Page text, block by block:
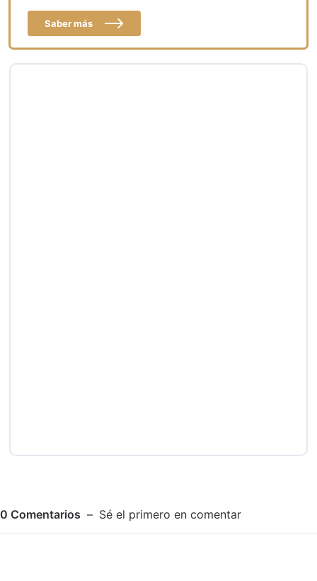
Saber más
0 Comentarios Sé el primero en comentar